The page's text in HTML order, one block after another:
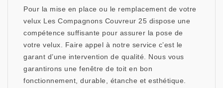
Pour la mise en place ou le remplacement de votre
velux Les Compagnons Couvreur 25 dispose une
compétence suffisante pour assurer la pose de
votre velux. Faire appel à notre service c’est le
garant d’une intervention de qualité. Nous vous
garantirons une fenêtre de toit en bon
fonctionnement, durable, étanche et esthétique.